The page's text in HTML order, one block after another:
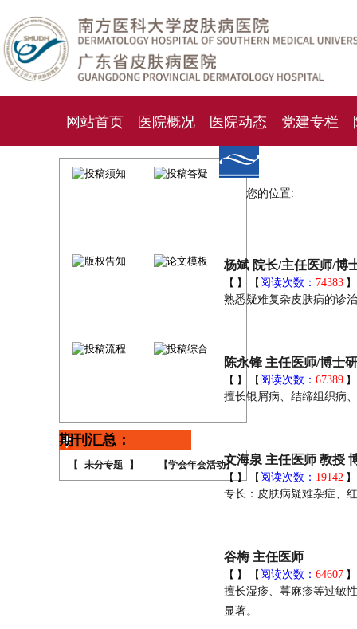
网站首页 医院概况 医院动态 党建专栏
化妆品检测中心 期刊杂志 就诊指南
期刊汇总：
【--未分专题--】 【学会年会活动】
您的位置:
杨斌 院长/主任医师/博
【 】 【 阅读次数： 74383
熟悉疑难复杂皮肤病的诊
陈永锋 主任医师/博士
【 】 【 阅读次数： 67389
擅长银屑病、结缔组织病
文海泉 主任医师 教授
【】 【 阅读次数： 19142
专长：皮肤病疑难杂症、
谷梅 主任医师
【 】 【 阅读次数： 64607
擅长湿疹、荨麻疹等过敏
显著。